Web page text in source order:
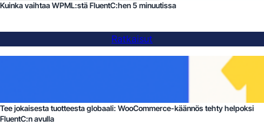
Kuinka vaihtaa WPML:stä FluentC:hen 5 minuutissa
Ratkaisut
Tee jokaisesta tuotteesta globaali: WooCommerce-käännös tehty helpoksi
FluentC:n avulla